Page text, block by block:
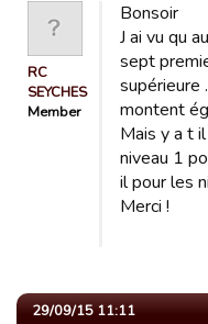
RC
SEYCHES
Member
Bonsoir
J ai vu qu
sept
supérieure
montent
Mais y a t
niveau 1
il pour les
Merci !
29/09/15 11:11